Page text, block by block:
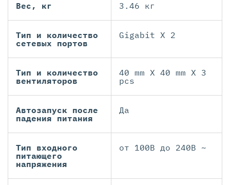
Вес, кг 3.46 кг
Тип и количество
сетевых портов
Gigabit X 2
Тип и количество
вентиляторов
40 mm X 40 mm X 3
pcs
Автозапуск после
падения питания
Да
Тип входного
питающего
напряжения
от 100В до 240В ~